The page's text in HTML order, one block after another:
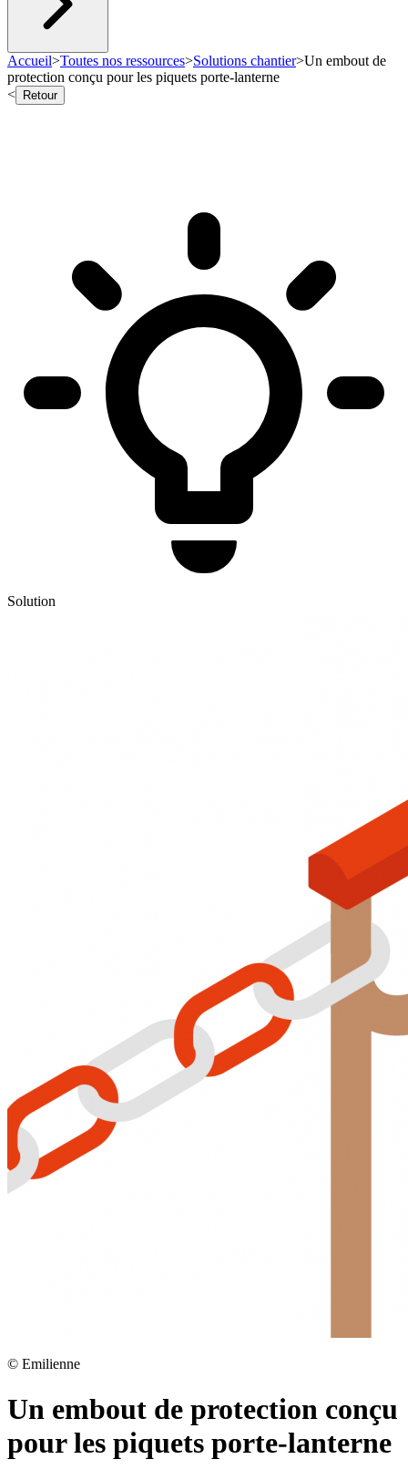
Accueil>Toutes nos ressources>Solutions chantier>Un embout de
protection conçu pour les piquets porte-lanterne
<
Retour
Solution
© Emilienne
Un embout de protection conçu
pour les piquets porte-lanterne